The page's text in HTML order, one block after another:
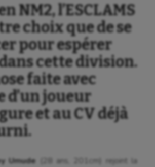
au poing
lyonnaises
kayak
à pied
NM2, l’ESCLAMS
choix que de se
pour espérer
cette division.
faite avec
d’un joueur
et au CV déjà
Umude (28 ans, 201cm) rejoint la